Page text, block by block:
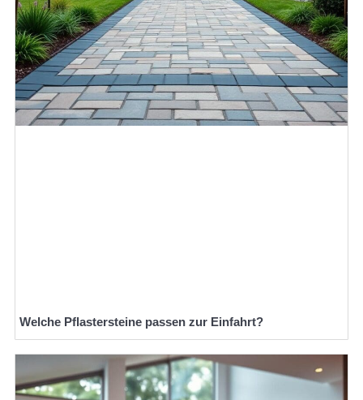
Welche Pflastersteine passen zur Einfahrt?